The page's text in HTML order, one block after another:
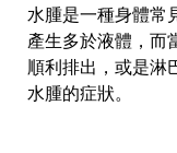
水腫是一種身體常
產生多於液體，而
順利排出，或是淋
水腫的症狀。